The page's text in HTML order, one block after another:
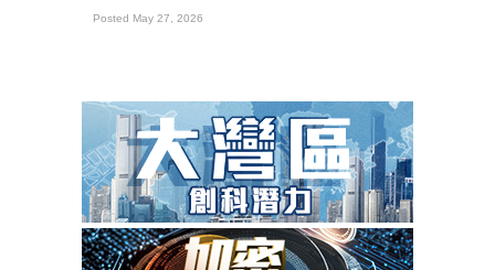
Posted May 27, 2026